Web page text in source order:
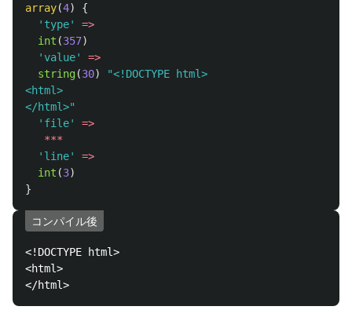
array(4)
{
'type'
=>
int (357)
'value'
=>
string(30)
"<!DOCTYPE html>
<html>
</html>"
'file'
=>
***
'line'
=>
int (3)
}
コンパイル後
<!DOCTYPE html>
<html>